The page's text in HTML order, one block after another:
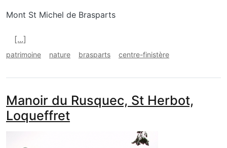
Mont St Michel de Brasparts
[...]
patrimoine nature brasparts centre-finistère
Manoir du Rusquec, St Herbot,
Loqueffret